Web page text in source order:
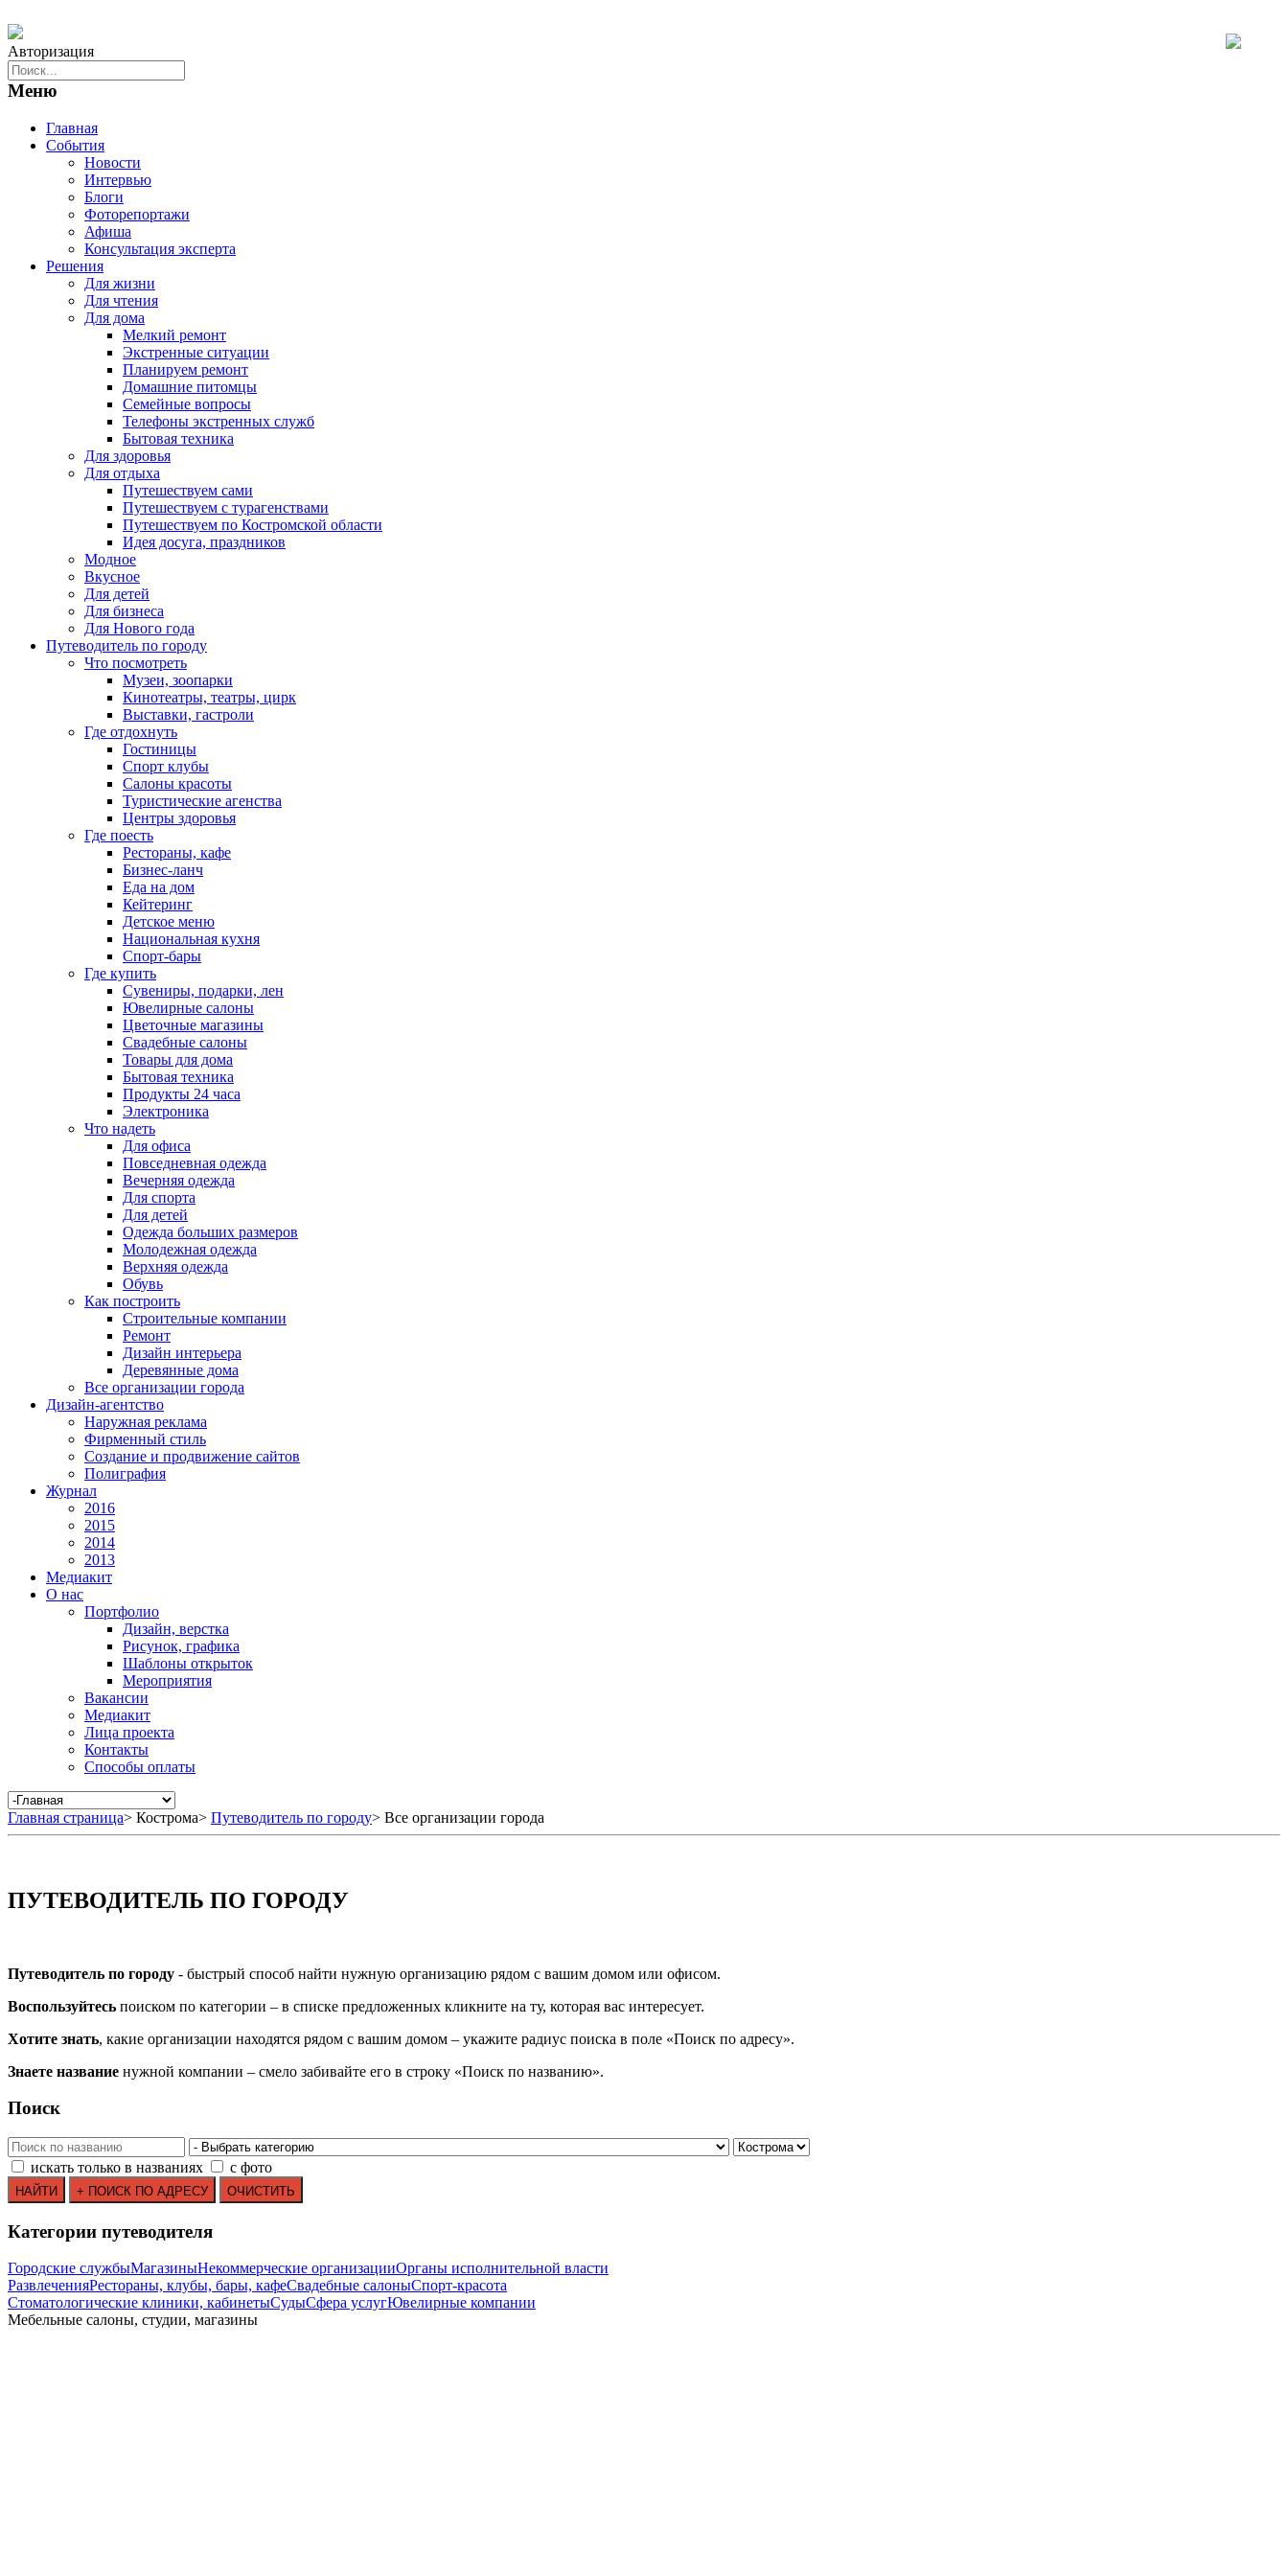
Авторизация
Меню
Главная
События
Новости
Интервью
Блоги
Фоторепортажи
Афиша
Консультация эксперта
Решения
Для жизни
Для чтения
Для дома
Мелкий ремонт
Экстренные ситуации
Планируем ремонт
Домашние питомцы
Семейные вопросы
Телефоны экстренных служб
Бытовая техника
Для здоровья
Для отдыха
Путешествуем сами
Путешествуем с турагенствами
Путешествуем по Костромской области
Идея досуга, праздников
Модное
Вкусное
Для детей
Для бизнеса
Для Нового года
Путеводитель по городу
Что посмотреть
Музеи, зоопарки
Кинотеатры, театры, цирк
Выставки, гастроли
Где отдохнуть
Гостиницы
Спорт клубы
Салоны красоты
Туристические агенства
Центры здоровья
Где поесть
Рестораны, кафе
Бизнес-ланч
Еда на дом
Кейтеринг
Детское меню
Национальная кухня
Спорт-бары
Где купить
Сувениры, подарки, лен
Ювелирные салоны
Цветочные магазины
Свадебные салоны
Товары для дома
Бытовая техника
Продукты 24 часа
Электроника
Что надеть
Для офиса
Повседневная одежда
Вечерняя одежда
Для спорта
Для детей
Одежда больших размеров
Молодежная одежда
Верхняя одежда
Обувь
Как построить
Строительные компании
Ремонт
Дизайн интерьера
Деревянные дома
Все организации города
Дизайн-агентство
Наружная реклама
Фирменный стиль
Создание и продвижение сайтов
Полиграфия
Журнал
2016
2015
2014
2013
Медиакит
О нас
Портфолио
Дизайн, верстка
Рисунок, графика
Шаблоны открыток
Мероприятия
Вакансии
Медиакит
Лица проекта
Контакты
Способы оплаты
Главная страница> Кострома> Путеводитель по городу> Все организации города
ПУТЕВОДИТЕЛЬ ПО ГОРОДУ
Путеводитель по городу - быстрый способ найти нужную организацию рядом с вашим домом или офисом.
Воспользуйтесь поиском по категории – в списке предложенных кликните на ту, которая вас интересует.
Хотите знать, какие организации находятся рядом с вашим домом – укажите радиус поиска в поле «Поиск по адресу».
Знаете название нужной компании – смело забивайте его в строку «Поиск по названию».
Поиск
искать только в названиях с фото
Категории путеводителя
Городские службыМагазиныНекоммерческие организацииОрганы исполнительной власти
РазвлеченияРестораны, клубы, бары, кафеСвадебные салоныСпорт-красота
Стоматологические клиники, кабинетыСудыСфера услугЮвелирные компании
Мебельные салоны, студии, магазины